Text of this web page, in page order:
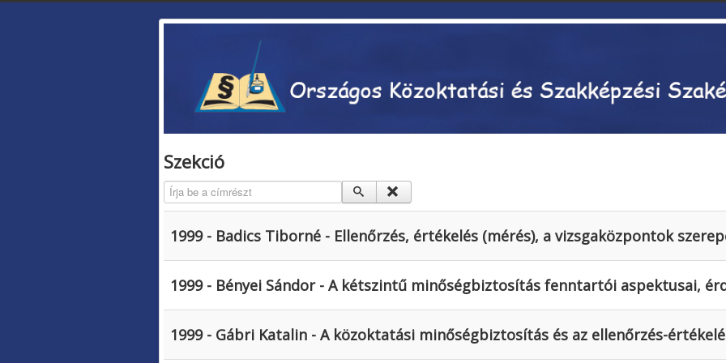
Szekció
Írja be a címrészt
1999 - Badics Tiborné - Ellenőrzés, értékelés (mérés), a vizsgaközpontok
1999 - Bényei Sándor - A kétszintű minőségbiztosítás fenntartói aspektusai,
1999 - Gábri Katalin - A közoktatási minőségbiztosítás és az ellenőrzés-